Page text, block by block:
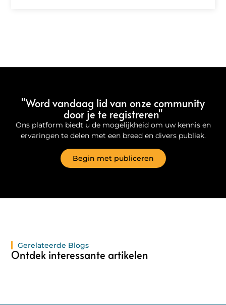
"Word vandaag lid van onze community
door je te registreren"
Ons platform biedt u de mogelijkheid om uw kennis en
ervaringen te delen met een breed en divers publiek.
Begin met publiceren
Gerelateerde Blogs
Ontdek interessante artikelen